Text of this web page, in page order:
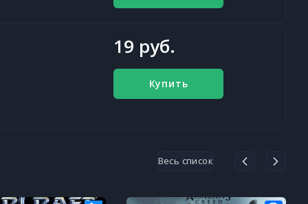
19 руб.
Купить
Весь список